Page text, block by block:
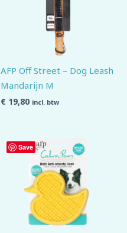
AFP Off Street – Dog Leash
Mandarijn M
€ 19,80 incl. btw
Save